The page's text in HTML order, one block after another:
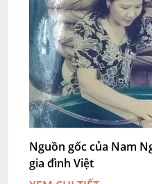
Nguồn gốc của Nam
gia đình Việt